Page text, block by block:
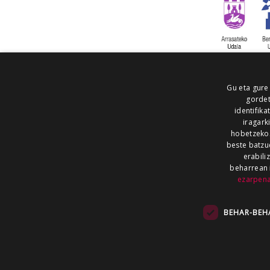
ALEA
NOAUA
Gu eta
hobetzeko.
beste
beharrean
BEHAR-